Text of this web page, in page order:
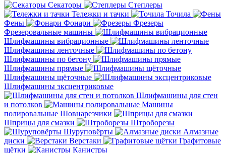
Секаторы
Степлеры
Тележки и тачки
Точила
Фены
Фонари
Фрезеры
Фрезеровальные машины
Шлифмашины вибрационные
Шлифмашины ленточные
Шлифмашины по бетону
Шлифмашины прямые
Шлифмашины щёточные
Шлифмашины эксцентриковые
Шлифмашины для стен
и потолков
Машины
полировальные Шовнарезчики
Шприцы для смазки
Штроборезы
Шуруповёрты
Алмазные
диски
Верстаки
Графитовые
щётки
Канистры